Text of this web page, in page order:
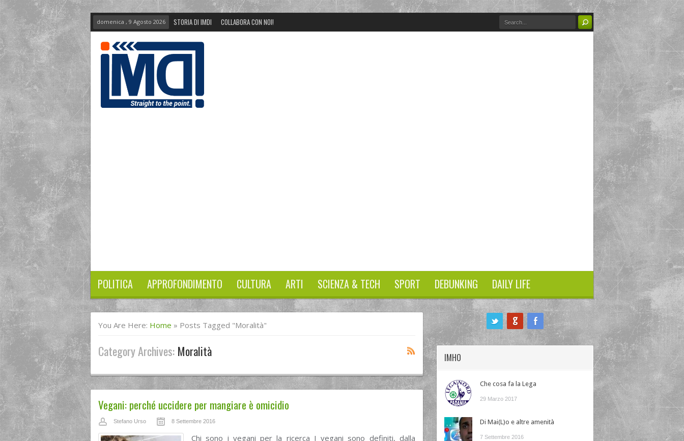
domenica , 9 Agosto 2026 STORIA DI IMDI COLLABORA CON NOI!
POLITICA APPROFONDIMENTO CULTURA ARTI SCIENZA & TECH SPORT DEBUNKING DAILY LIFE
You Are Here: Home » Posts Tagged "moralità"
Category Archives: Moralità
Vegani: perché uccidere per mangiare è omicidio
Stefano Urso 8 Settembre 2016
Chi sono i vegani per la ricerca I vegani sono definiti, dalla
IMHO
Che cosa fa la Lega
29 Marzo 2017
Di Mai(L)o e altre amenità
7 Settembre 2016